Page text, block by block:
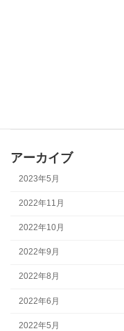
アーカイブ
2023年5月
2022年11月
2022年10月
2022年9月
2022年8月
2022年6月
2022年5月